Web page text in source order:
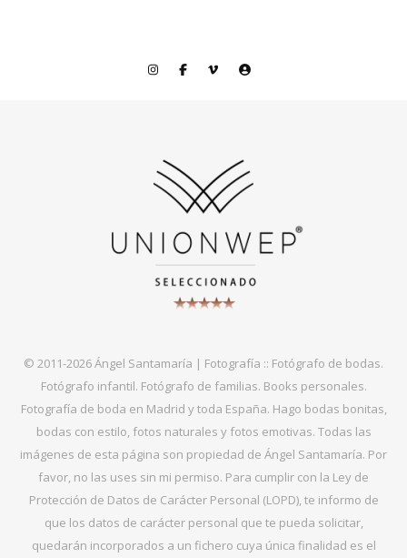
© 2011-2026 Ángel Santamaría | Fotografía :: Fotógrafo de bodas.
Fotógrafo infantil. Fotógrafo de familias. Books personales.
Fotografía de boda en Madrid y toda España. Hago bodas bonitas,
bodas con estilo, fotos naturales y fotos emotivas. Todas las
imágenes de esta página son propiedad de Ángel Santamaría. Por
favor, no las uses sin mi permiso. Para cumplir con la Ley de
Protección de Datos de Carácter Personal (LOPD), te informo de
que los datos de carácter personal que te pueda solicitar,
quedarán incorporados a un fichero cuya única finalidad es el